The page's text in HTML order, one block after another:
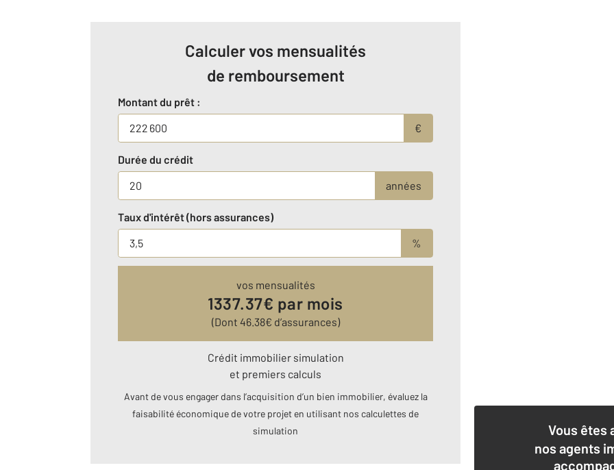
Calculer vos mensualités
de remboursement
Montant du prêt :
€
Durée du crédit
années
Taux d'intérêt (hors assurances)
%
vos mensualités
1337.37€ par mois
(Dont 46.38€ d’assurances)
Crédit immobilier simulation
et premiers calculs
Avant de vous engager dans l’acquisition d’un bien immobilier, évaluez la
faisabilité économique de votre projet en utilisant nos calculettes de
simulation
Vous êtes
nos agents